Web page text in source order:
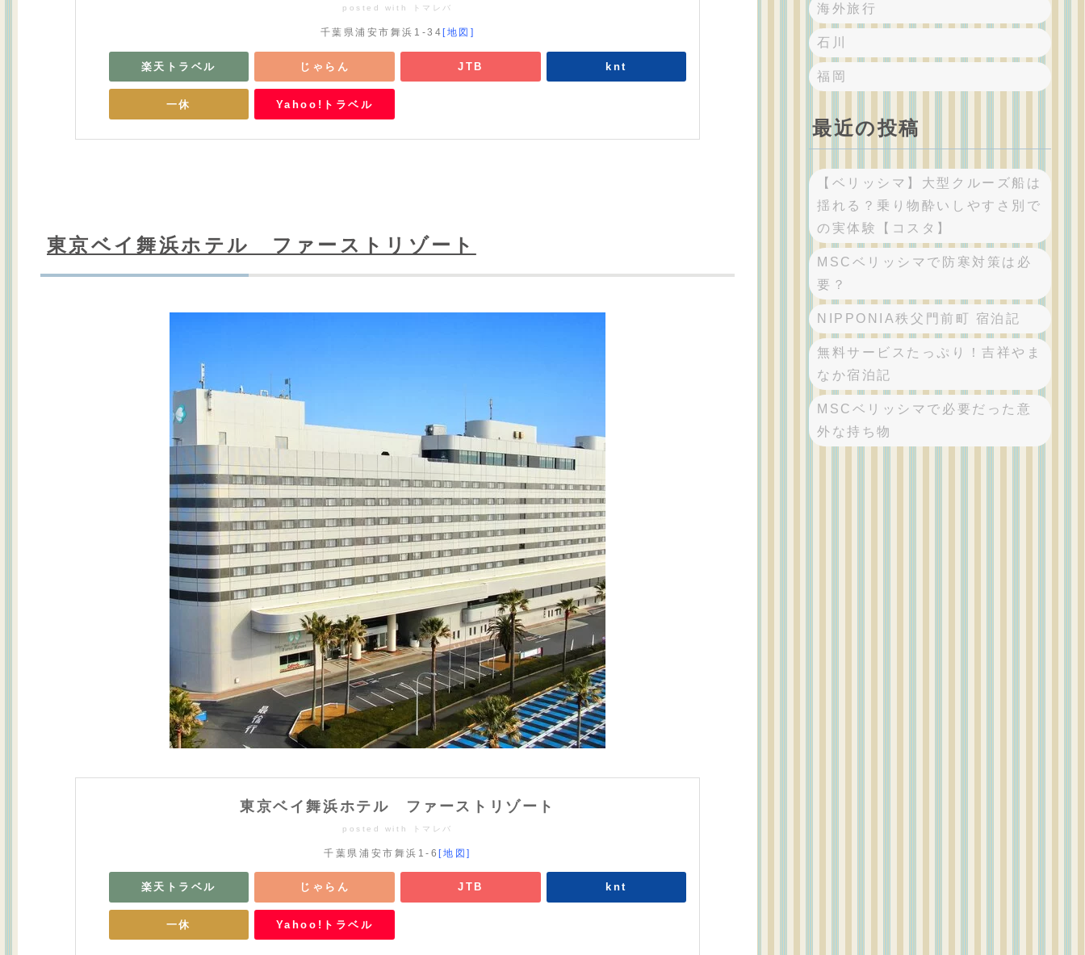
posted with トマレバ
千葉県浦安市舞浜1-34 [地図]
楽天トラベル じゃらん JTB knt
一休 Yahoo!トラベル
東京ベイ舞浜ホテル ファーストリゾート
東京ベイ舞浜ホテル ファーストリゾート
posted with トマレバ
千葉県浦安市舞浜1-6[地図]
楽天トラベル じゃらん JTB knt
一休 Yahoo!トラベル
海外旅行
石川
福岡
最近の投稿
【ベリッシマ】大型クルーズ船は
揺れる？乗り物酔いしやすさ別で
の実体験【コスタ】
MSCベリッシマで防寒対策は必
要？
NIPPONIA秩父門前町 宿泊記
無料サービスたっぷり！吉祥やま
なか宿泊記
MSCベリッシマで必要だった意
外な持ち物